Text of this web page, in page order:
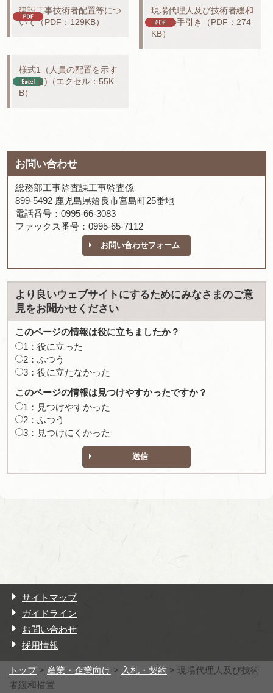
建設工事技術者配置等につ
いて（PDF：129KB）
現場代理人及び技術者緩和
措置の手引き（PDF：274
KB）
様式1（人員の配置を示す
計画書)（エクセル：55K
B）
お問い合わせ
総務部工事監査課工事監査係
899-5492 鹿児島県姶良市宮島町25番地
電話番号：0995-66-3083
ファックス番号：0995-65-7112
お問い合わせフォーム
より良いウェブサイトにするためにみなさまのご意
見をお聞かせください
このページの情報は役に立ちましたか？
1：役に立った
2：ふつう
3：役に立たなかった
このページの情報は見つけやすかったですか？
1：見つけやすかった
2：ふつう
3：見つけにくかった
送信
サイトマップ
ガイドライン
お問い合わせ
採用情報
トップ> 産業・企業向け > 入札・契約 > 現場代理人及び技術
者緩和措置